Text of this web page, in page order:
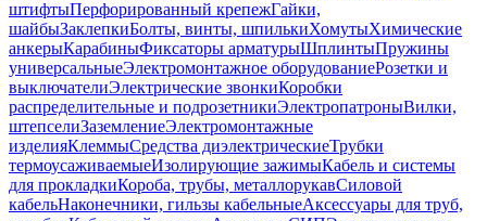
штифтыПерфорированный крепежГайки,
шайбыЗаклепкиБолты, винты, шпилькиХомутыХимические
анкерыКарабиныФиксаторы арматурыШплинтыПружины
универсальныеЭлектромонтажное оборудованиеРозетки и
выключателиЭлектрические звонкиКоробки
распределительные и подрозетникиЭлектропатроныВилки,
штепселиЗаземлениеЭлектромонтажные
изделияКлеммыСредства диэлектрическиеТрубки
термоусаживаемыеИзолирующие зажимыКабель и системы
для прокладкиКороба, трубы, металлорукавСиловой
кабельНаконечники, гильзы кабельныеАксессуары для труб,